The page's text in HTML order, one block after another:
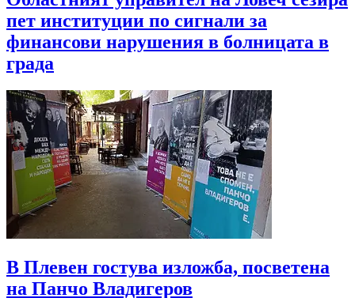
пет институции по сигнали за
финансови нарушения в болницата в
града
В Плевен гостува изложба, посветена
на Панчо Владигеров